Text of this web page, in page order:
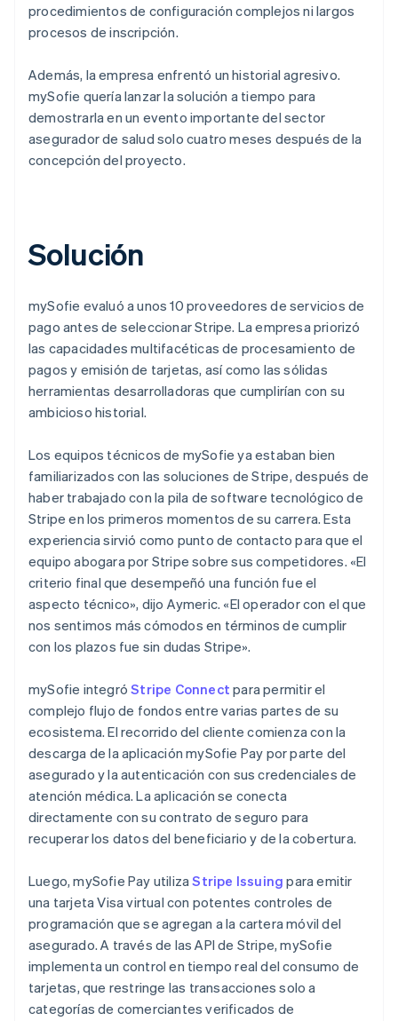
procedimientos de configuración complejos ni largos
procesos de inscripción.
Además, la empresa enfrentó un historial agresivo.
mySofie quería lanzar la solución a tiempo para
demostrarla en un evento importante del sector
asegurador de salud solo cuatro meses después de la
concepción del proyecto.
Solución
mySofie evaluó a unos 10 proveedores de servicios de
pago antes de seleccionar Stripe. La empresa priorizó
las capacidades multifacéticas de procesamiento de
pagos y emisión de tarjetas, así como las sólidas
herramientas desarrolladoras que cumplirían con su
ambicioso historial.
Los equipos técnicos de mySofie ya estaban bien
familiarizados con las soluciones de Stripe, después de
haber trabajado con la pila de software tecnológico de
Stripe en los primeros momentos de su carrera. Esta
experiencia sirvió como punto de contacto para que el
equipo abogara por Stripe sobre sus competidores. «El
criterio final que desempeñó una función fue el
aspecto técnico», dijo Aymeric. «El operador con el que
nos sentimos más cómodos en términos de cumplir
con los plazos fue sin dudas Stripe».
mySofie integróStripe Connect para permitir el
complejo flujo de fondos entre varias partes de su
ecosistema. El recorrido del cliente comienza con la
descarga de la aplicación mySofie Pay por parte del
asegurado y la autenticación con sus credenciales de
atención médica. La aplicación se conecta
directamente con su contrato de seguro para
recuperar los datos del beneficiario y de la cobertura.
Luego, mySofie Pay utilizaStripe Issuing para emitir
una tarjeta Visa virtual con potentes controles de
programación que se agregan a la cartera móvil del
asegurado. A través de las API de Stripe, mySofie
implementa un control en tiempo real del consumo de
tarjetas, que restringe las transacciones solo a
categorías de comerciantes verificados de